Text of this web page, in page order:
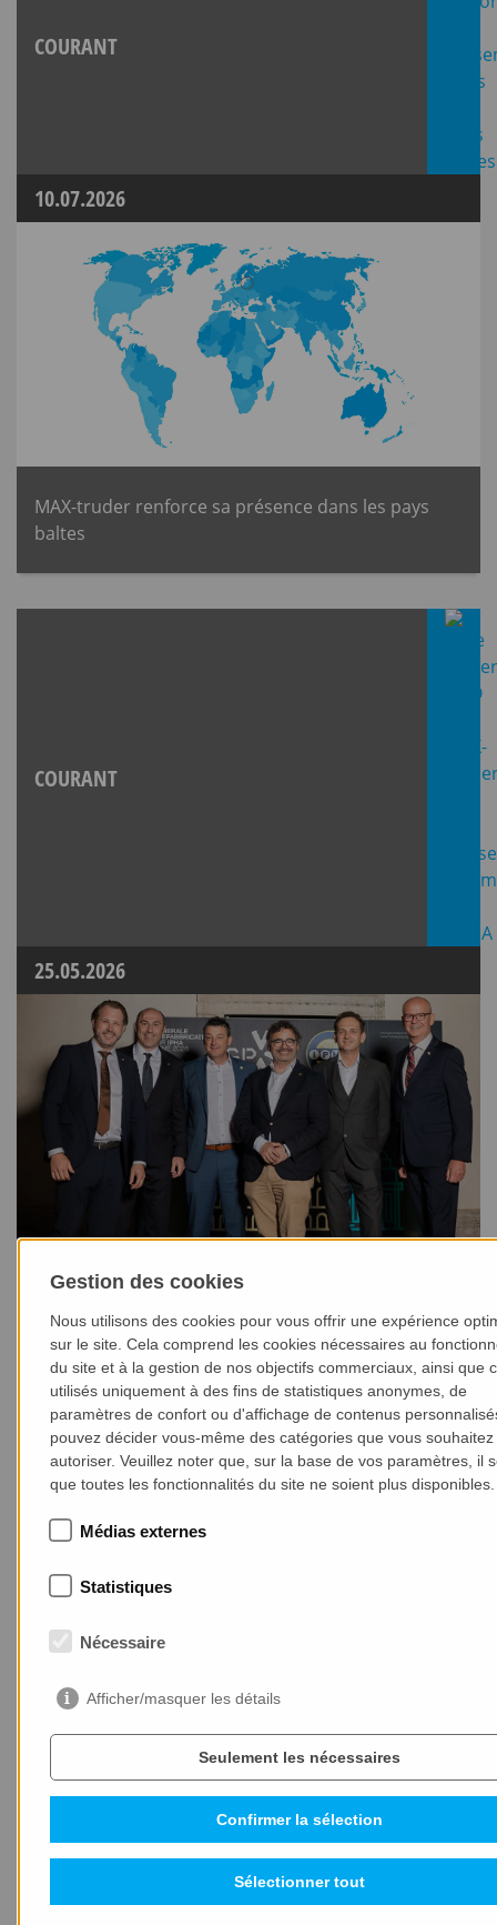
COURANT
10.07.2026
MAX-truder renforce sa présence dans les pays
baltes
COURANT
25.05.2026
Arne Völker, COO de MAX-truder, élu au Conseil
COURANT
14.01.2026
Gestion des cookies
Nous utilisons des cookies pour vous offrir une expérience
sur le site. Cela comprend les cookies nécessaires au
du site et à la gestion de nos objectifs commerciaux, ainsi que
utilisés uniquement à des fins de statistiques anonymes, de
paramètres de confort ou d'affichage de contenus
pouvez décider vous-même des catégories que vous souhaitez
autoriser. Veuillez noter que, sur la base de vos paramètres, il
que toutes les fonctionnalités du site ne soient plus disponibles.
Médias externes
Statistiques
Nécessaire
Afficher/masquer les détails
Seulement les nécessaires
Confirmer la sélection
Sélectionner tout